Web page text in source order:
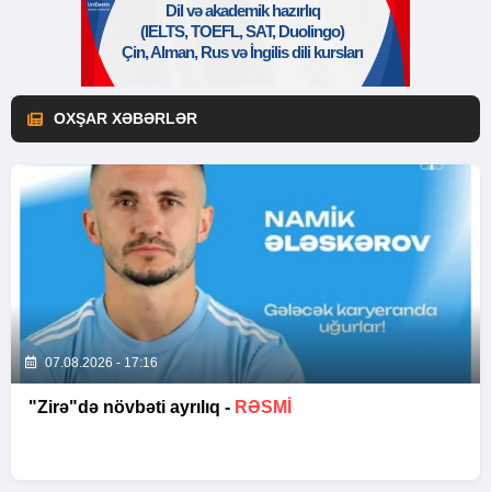
OXŞAR XƏBƏRLƏR
07.08.2026 - 17:16
"Zirə"də növbəti ayrılıq - RƏSMİ